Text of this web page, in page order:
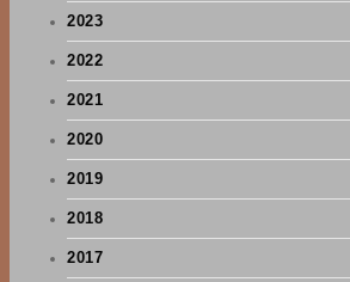
2023
2022
2021
2020
2019
2018
2017